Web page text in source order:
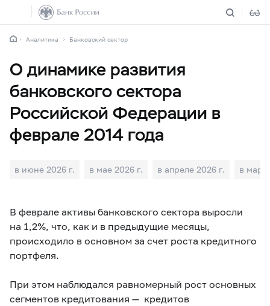
Аналитика Банковский сектор
О динамике развития
банковского сектора
Российской Федерации в
феврале 2014 года
в июне 2026 г. в мае 2026 г. в апреле 2026 г. в
В феврале активы банковского сектора выросли
на 1,2%, что, как и в предыдущие месяцы,
происходило в основном за счет роста кредитного
портфеля.
При этом наблюдался равномерный рост основных
сегментов кредитования — кредитов